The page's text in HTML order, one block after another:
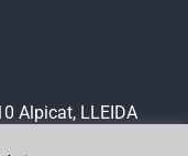
Alpicat, LLEIDA